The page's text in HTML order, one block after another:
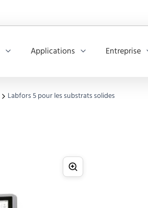
Applications Entreprise
Labfors 5 pour les substrats solides